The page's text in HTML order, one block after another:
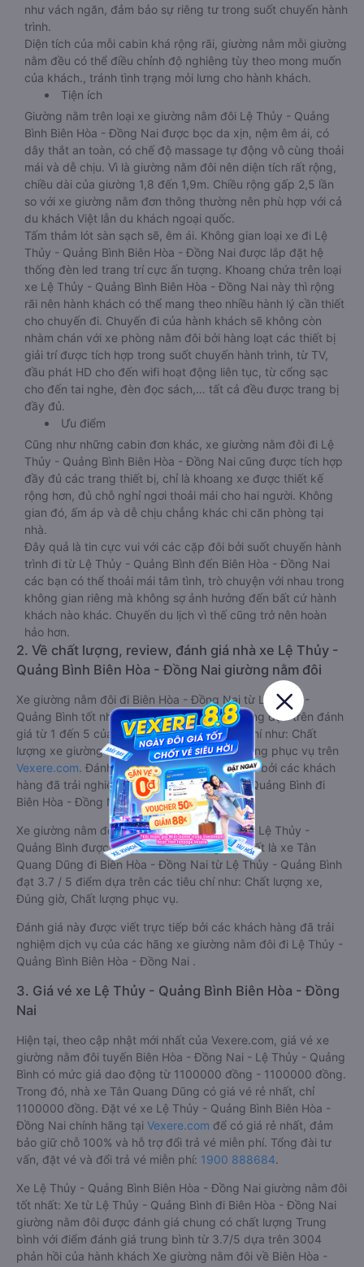
như vách ngăn, đảm bảo sự riêng tư trong suốt chuyến hành
trình.
Diện tích của mỗi cabin khá rộng rãi, giường nằm mỗi giường
nằm đều có thể điều chỉnh độ nghiêng tùy theo mong muốn
của khách., tránh tình trạng mỏi lưng cho hành khách.
Tiện ích
Giường nằm trên loại xe giường nằm đôi Lệ Thủy - Quảng
Bình Biên Hòa - Đồng Nai được bọc da xịn, nệm êm ái, có
dây thắt an toàn, có chế độ massage tự động vô cùng thoải
mái và dễ chịu. Vì là giường nằm đôi nên diện tích rất rộng,
chiều dài của giường 1,8 đến 1,9m. Chiều rộng gấp 2,5 lần
so với xe giường nằm đơn thông thường nên phù hợp với cả
du khách Việt lẫn du khách ngoại quốc.
Tấm thảm lót sàn sạch sẽ, êm ái. Không gian loại xe đi Lệ
Thủy - Quảng Bình Biên Hòa - Đồng Nai được lắp đặt hệ
thống đèn led trang trí cực ấn tượng. Khoang chứa trên loại
xe Lệ Thủy - Quảng Bình Biên Hòa - Đồng Nai này thì rộng
rãi nên hành khách có thể mang theo nhiều hành lý cần thiết
cho chuyến đi. Chuyến đi của hành khách sẽ không còn
nhàm chán với xe phòng nằm đôi bởi hàng loạt các thiết bị
giải trí được tích hợp trong suốt chuyến hành trình, từ TV,
đầu phát HD cho đến wifi hoạt động liên tục, từ cổng sạc
cho đến tai nghe, đèn đọc sách,… tất cả đều được trang bị
đầy đủ.
Ưu điểm
Cũng như những cabin đơn khác, xe giường nằm đôi đi Lệ
Thủy - Quảng Bình Biên Hòa - Đồng Nai cũng được tích hợp
đầy đủ các trang thiết bị, chỉ là khoang xe được thiết kế
rộng hơn, đủ chỗ nghỉ ngơi thoải mái cho hai người. Không
gian đó, ấm áp và dễ chịu chẳng khác chi căn phòng tại
nhà.
Đây quả là tin cực vui với các cặp đôi bởi suốt chuyến hành
trình đi từ Lệ Thủy - Quảng Bình đến Biên Hòa - Đồng Nai
các bạn có thể thoải mái tâm tình, trò chuyện với nhau trong
không gian riêng mà không sợ ảnh hưởng đến bất cứ hành
khách nào khác. Chuyến du lịch vì thế cũng trở nên hoàn
hảo hơn.
2. Về chất lượng, review, đánh giá nhà xe Lệ Thủy -
Quảng Bình Biên Hòa - Đồng Nai giường nằm đôi
Xe giường nằm đôi đi Biên Hòa - Đồng Nai từ Lệ Thủy -
Quảng Bình tốt nhất được phân loại chất lượng dựa trên đánh
giá từ 1 đến 5 của khách hàng với các tiêu chí như: Chất
lượng xe giường nằm đôi, Đúng giờ, Chất lượng phục vụ trên
Vexere.com. Đánh giá này được viết trực tiếp bởi các khách
hàng đã trải nghiệm các hãng Xe Lệ Thủy - Quảng Bình đi
Biên Hòa - Đồng Nai.
Xe giường nằm đôi đi Biên Hòa - Đồng Nai từ Lệ Thủy -
Quảng Bình được phân loại chất lượng tốt nhất là xe Tân
Quang Dũng đi Biên Hòa - Đồng Nai từ Lệ Thủy - Quảng Bình
đạt 3.7 / 5 điểm dựa trên các tiêu chí như: Chất lượng xe,
Đúng giờ, Chất lượng phục vụ.
Đánh giá này được viết trực tiếp bởi các khách hàng đã trải
nghiệm dịch vụ của các hãng xe giường nằm đôi đi Lệ Thủy -
Quảng Bình Biên Hòa - Đồng Nai .
3. Giá vé xe Lệ Thủy - Quảng Bình Biên Hòa - Đồng
Nai
Hiện tại, theo cập nhật mới nhất của Vexere.com, giá vé xe
giường nằm đôi tuyến Biên Hòa - Đồng Nai - Lệ Thủy - Quảng
Bình có mức giá dao động từ 1100000 đồng - 1100000 đồng.
Trong đó, nhà xe Tân Quang Dũng có giá vé rẻ nhất, chỉ
1100000 đồng. Đặt vé xe Lệ Thủy - Quảng Bình Biên Hòa -
Đồng Nai chính hãng tại Vexere.com để có giá rẻ nhất, đảm
bảo giữ chỗ 100% và hỗ trợ đổi trả vé miễn phí. Tổng đài tư
vấn, đặt vé và đổi trả vé miễn phí: 1900 888684.
Xe Lệ Thủy - Quảng Bình Biên Hòa - Đồng Nai giường nằm đôi
tốt nhất: Xe từ Lệ Thủy - Quảng Bình đi Biên Hòa - Đồng Nai
giường nằm đôi được đánh giá chung có chất lượng Trung
bình với điểm đánh giá trung bình từ 3.7/5 dựa trên 3004
phản hồi của hành khách Xe giường nằm đôi về Biên Hòa -